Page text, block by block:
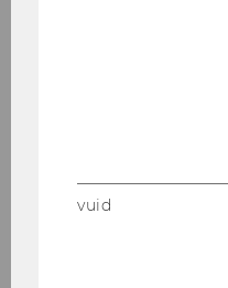
vuid